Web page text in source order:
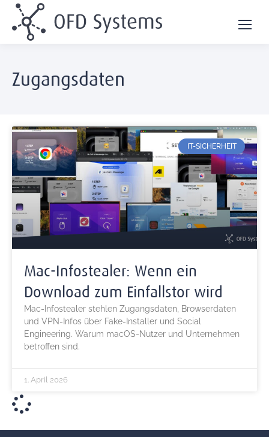
Zugangsdaten
IT-SICHERHEIT
Mac-Infostealer: Wenn ein
Download zum Einfallstor wird
Mac-Infostealer stehlen Zugangsdaten, Browserdaten
und VPN-Infos über Fake-Installer und Social
Engineering. Warum macOS-Nutzer und Unternehmen
betroffen sind.
1. April 2026